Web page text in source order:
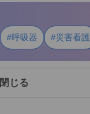
#呼吸器 #災害看護
閉じる